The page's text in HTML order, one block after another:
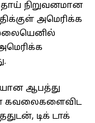
நிறுவனமான
அமெரிக்க
ஆபத்து
கவலைகளைவிட
டிக் டாக்